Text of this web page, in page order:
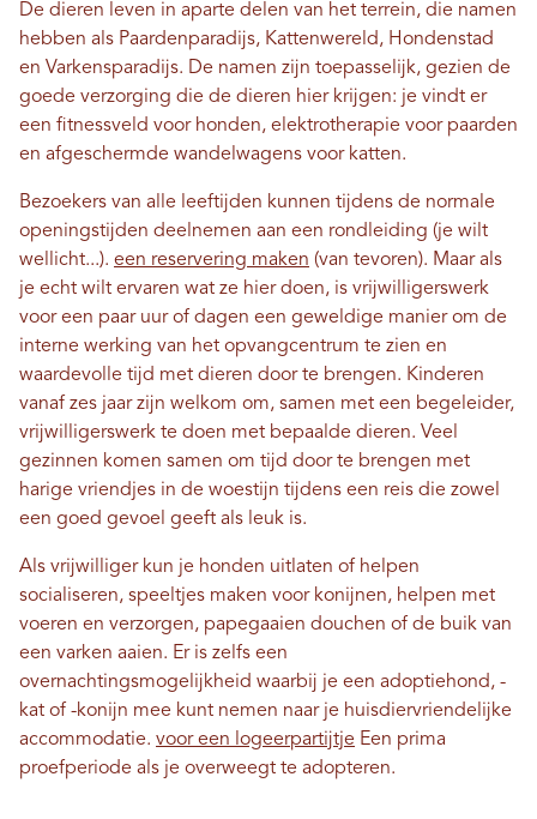
De dieren leven in aparte delen van het terrein, die namen
hebben als Paardenparadijs, Kattenwereld, Hondenstad
en Varkensparadijs. De namen zijn toepasselijk, gezien de
goede verzorging die de dieren hier krijgen: je vindt er
een fitnessveld voor honden, elektrotherapie voor paarden
en afgeschermde wandelwagens voor katten.
Bezoekers van alle leeftijden kunnen tijdens de normale
openingstijden deelnemen aan een rondleiding (je wilt
wellicht...). een reservering maken (van tevoren). Maar als
je echt wilt ervaren wat ze hier doen, is vrijwilligerswerk
voor een paar uur of dagen een geweldige manier om de
interne werking van het opvangcentrum te zien en
waardevolle tijd met dieren door te brengen. Kinderen
vanaf zes jaar zijn welkom om, samen met een begeleider,
vrijwilligerswerk te doen met bepaalde dieren. Veel
gezinnen komen samen om tijd door te brengen met
harige vriendjes in de woestijn tijdens een reis die zowel
een goed gevoel geeft als leuk is.
Als vrijwilliger kun je honden uitlaten of helpen
socialiseren, speeltjes maken voor konijnen, helpen met
voeren en verzorgen, papegaaien douchen of de buik van
een varken aaien. Er is zelfs een
overnachtingsmogelijkheid waarbij je een adoptiehond, -
kat of -konijn mee kunt nemen naar je huisdiervriendelijke
accommodatie. voor een logeerpartijtje Een prima
proefperiode als je overweegt te adopteren.